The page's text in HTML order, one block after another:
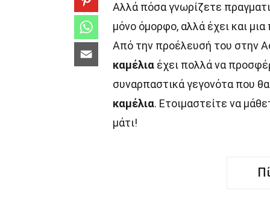
Αλλά πόσα γνωρίζετε
μόνο όμορφο, αλλά έχει και
Από την προέλευσή του στην
καμέλια έχει πολλά να
συναρπαστικά γεγονότα που
καμέλια. Ετοιμαστείτε να
μάτι!